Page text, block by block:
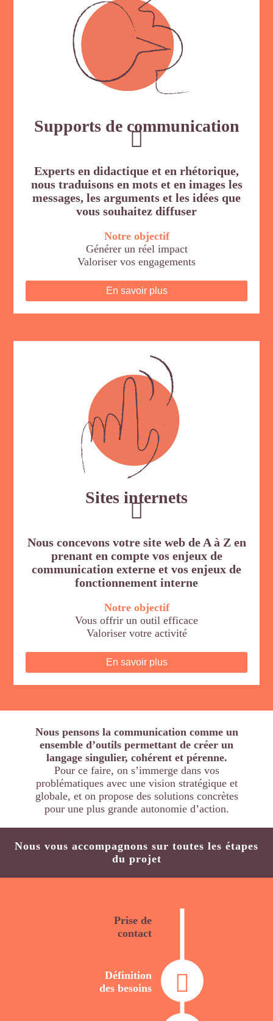
Supports de communication
Experts en didactique et en rhétorique,
nous traduisons en mots et en images les
messages, les arguments et les idées que
vous souhaitez diffuser
Notre objectif
Générer un réel impact
Valoriser vos engagements
En savoir plus
Sites internets
Nous concevons votre site web de A à Z en
prenant en compte vos enjeux de
communication externe et vos enjeux de
fonctionnement interne
Notre objectif
Vous offrir un outil efficace
Valoriser votre activité
En savoir plus
Nous pensons la communication comme un
ensemble d’outils permettant de créer un
langage singulier, cohérent et pérenne.
Pour ce faire, on s’immerge dans vos
problématiques avec une vision stratégique et
globale, et on propose des solutions concrètes
pour une plus grande autonomie d’action.
Nous vous accompagnons sur toutes les étapes
du projet
Prise de
contact
Définition
des besoins